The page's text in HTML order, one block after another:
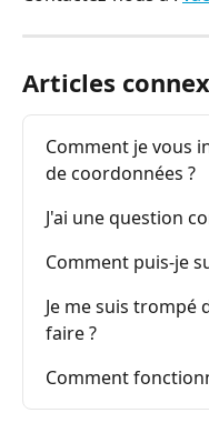
Articles
Comment je vous
de coordonnées ?
J'ai une question
Comment puis-je
Je me suis trompé
faire ?
Comment